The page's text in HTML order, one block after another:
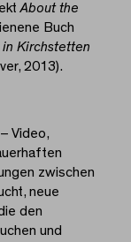
About the
Buch
in Kirchstetten
2013).
Video,
zwischen
neue
den
und